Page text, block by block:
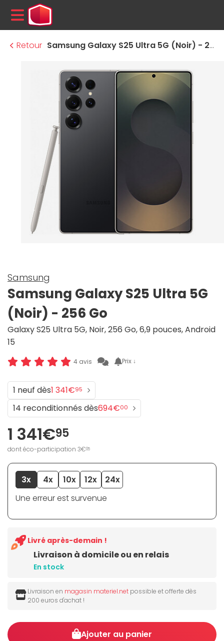
MENU
Retour
Samsung Galaxy S25 Ultra 5G (Noir) - 256 Go
Samsung
Samsung Galaxy S25 Ultra 5G
(Noir) - 256 Go
Galaxy S25 Ultra 5G, Noir, 256 Go, 6,9 pouces, Android
15
4 avis Prix ↓
1 neuf dès1 341€95
14 reconditionnés dès694€00
1 341€95
dont éco-participation 3€05
3x 4x 10x 12x
24x
Une erreur est survenue
Livraison à domicile ou en relais
En stock
Livré après-demain !
Livraison en magasin materiel.net possible et offerte dès
200 euros d'achat !
Ajouter au panier